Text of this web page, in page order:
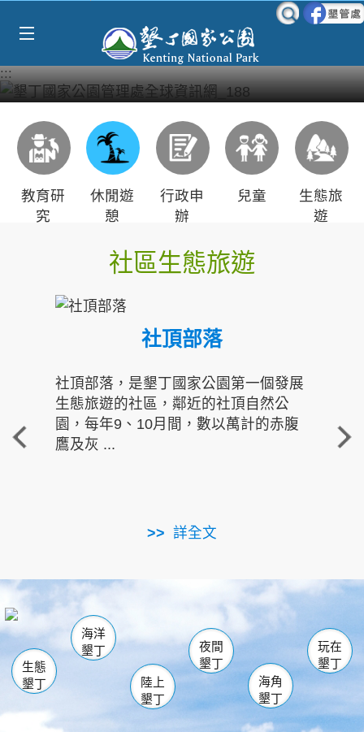
:::
教育研
究
休閒遊
憩
行政申
辦
兒童
生態旅
遊
社區生態旅遊
社頂部落
社頂部落，是墾丁國家公園第一個發展
生態旅遊的社區，鄰近的社頂自然公
園，每年9、10月間，數以萬計的赤腹
鷹及灰 ...
詳全文
重
走進
南仁湖
海生館
恆春 佳樂水
龍鑾潭自然中心 森林遊樂區
瓊麻館
關山 墾管處遊客中心
社頂公園 風吹沙
船帆石
白砂 龍磐公園
香蕉灣
砂島
鵝鑾鼻
生態
墾丁
海洋
墾丁
陸上
墾丁
夜間
墾丁
海角
墾丁
玩在
墾丁